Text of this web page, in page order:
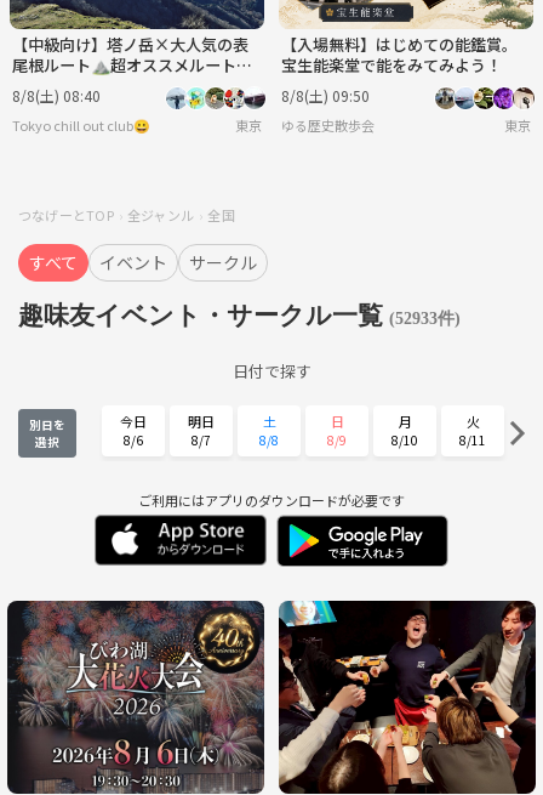
【中級向け】塔ノ岳×大人気の表
尾根ルート⛰️超オススメルート✨
絶景と達成感の登山へ⭐️
8/8(土) 08:40
Tokyo chill out club😀 東京
【入場無料】はじめての能鑑賞。
宝生能楽堂で能をみてみよう！
8/8(土) 09:50
ゆる歴史散歩会 東京
つなげーとTOP 全ジャンル 全国
すべて イベント サークル
趣味友イベント・サークル一覧 (52933件)
日付で探す
別日を
選択
今日
8/6
明日
8/7
土
8/8
日
8/9
月
8/10
火
8/11
8/12 8/13 8/14 8/15 8/16
火
8/18
水
8/19
金
8/21
土
8/22
8/24 8/25 8/26 8/27 8/28
日
8/30
月
8/31
火
9/1 9/2
木
9/3
金
9/4
ご利用にはアプリのダウンロードが必要です